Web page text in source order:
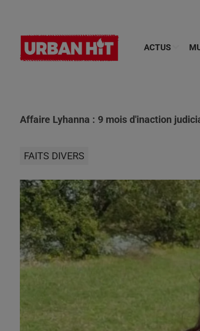
ACTUS
Affaire Lyhanna : 9 mois d'inaction
FAITS DIVERS